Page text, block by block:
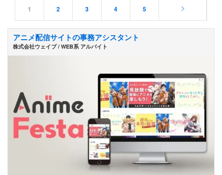
1 2 3 4 5
アニメ配信サイトの事務アシスタント
株式会社ウェイブ / WEB系 アルバイト